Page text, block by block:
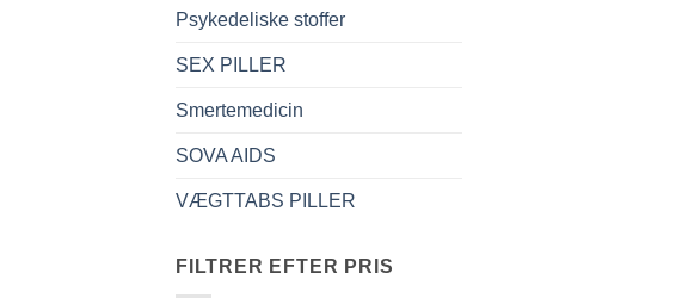
Psykedeliske stoffer
SEX PILLER
Smertemedicin
SOVA AIDS
VÆGTTABS PILLER
FILTRER EFTER PRIS